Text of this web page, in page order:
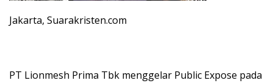
Jakarta, Suarakristen.com
PT Lionmesh Prima Tbk menggelar Public Expose pada